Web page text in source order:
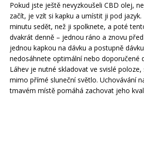
Pokud jste ještě nevyzkoušeli CBD olej,
začít, je vzít si kapku a umístit ji pod
minutu sedět, než ji spolknete, a poté
dvakrát denně – jednou ráno a znovu
jednou kapkou na dávku a postupně
nedosáhnete optimální nebo doporučené
Láhev je nutné skladovat ve svislé poloze,
mimo přímé sluneční světlo. Uchovávání
tmavém místě pomáhá zachovat jeho